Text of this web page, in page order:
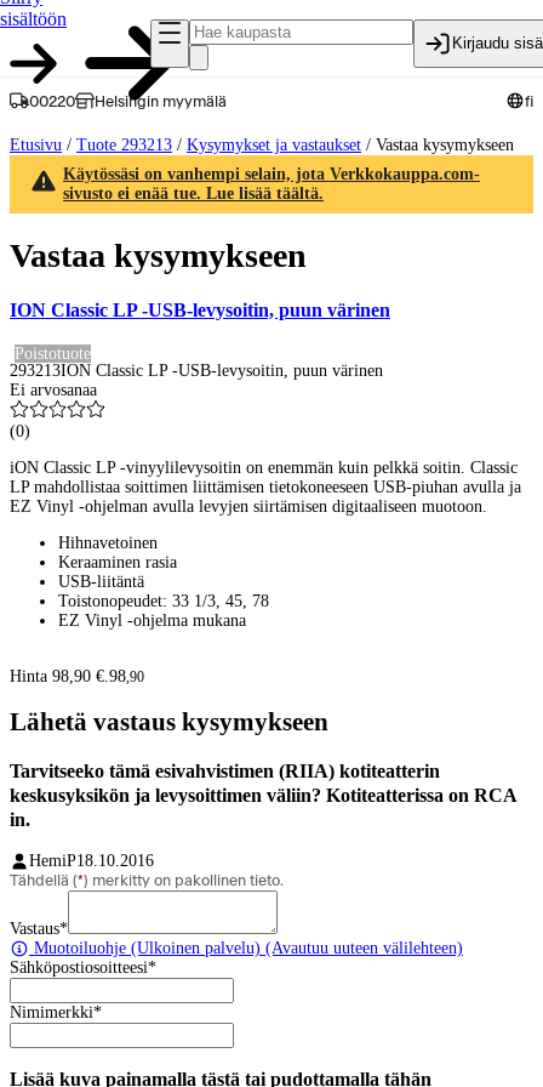
sisältöön
Kirjaudu
00220 Helsingin myymälä fi
Etusivu / Tuote 293213 / Kysymykset ja vastaukset / Vastaa kysymykseen
Käytössäsi on vanhempi selain, jota Verkkokauppa.com-
sivusto ei enää tue. Lue lisää täältä.
Vastaa kysymykseen
ION Classic LP -USB-levysoitin, puun värinen
Poistotuote
293213ION Classic LP -USB-levysoitin, puun värinen
Ei arvosanaa
(0)
iON Classic LP -vinyylilevysoitin on enemmän kuin pelkkä soitin. Classic
LP mahdollistaa soittimen liittämisen tietokoneeseen USB-piuhan avulla ja
EZ Vinyl -ohjelman avulla levyjen siirtämisen digitaaliseen muotoon.
Hihnavetoinen
Keraaminen rasia
USB-liitäntä
Toistonopeudet: 33 1/3, 45, 78
EZ Vinyl -ohjelma mukana
Hinta 98,90 €. 98,90
Lähetä vastaus kysymykseen
Tarvitseeko tämä esivahvistimen (RIIA) kotiteatterin
keskusyksikön ja levysoittimen väliin? Kotiteatterissa on RCA
in.
HemiP18.10.2016
Tähdellä (*) merkitty on pakollinen tieto.
Vastaus*
Muotoiluohje (Ulkoinen palvelu) (Avautuu uuteen välilehteen)
Sähköpostiosoitteesi*
Nimimerkki*
Lisää kuva painamalla tästä tai pudottamalla tähän